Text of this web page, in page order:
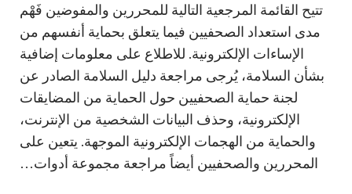
تتيح القائمة المرجعية التالية للمحررين والمفوضين فَهْم
مدى استعداد الصحفيين فيما يتعلق بحماية أنفسهم من
الإساءات الإلكترونية. للاطلاع على معلومات إضافية
بشأن السلامة، يُرجى مراجعة دليل السلامة الصادر عن
لجنة حماية الصحفيين حول الحماية من المضايقات
الإلكترونية، وحذف البيانات الشخصية من الإنترنت،
والحماية من الهجمات الإلكترونية الموجهة. يتعين على
المحررين والصحفيين أيضاً مراجعة مجموعة أدوات…